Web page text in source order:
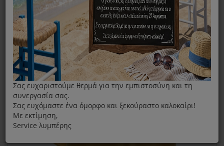
Σας ευχαριστούμε θερμά για την εμπιστοσύνη και τη
συνεργασία σας.
Σας ευχόμαστε ένα όμορφο και ξεκούραστο καλοκαίρι!
Με εκτίμηση,
Service λυμπέρης